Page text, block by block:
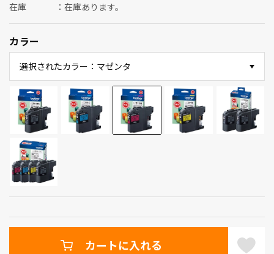
在庫
在庫あります。
カラー
選択されたカラー：マゼンタ
カートに入れる